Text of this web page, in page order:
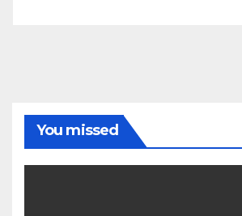
You missed